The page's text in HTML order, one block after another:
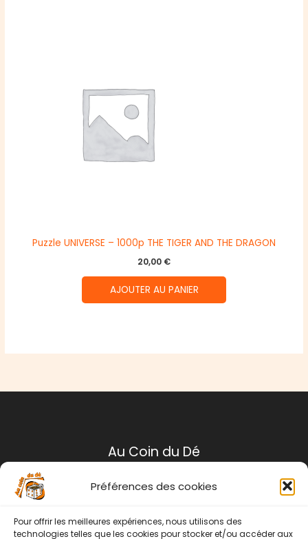
Préférences des cookies
Pour offrir les meilleures expériences, nous utilisons des
technologies telles que les cookies pour stocker et/ou accéder aux
Puzzle UNIVERSE – 1000p THE TIGER AND THE DRAGON
20,00 €
AJOUTER AU PANIER
Au Coin du Dé
Conditions générales de ventes
Politique de retour